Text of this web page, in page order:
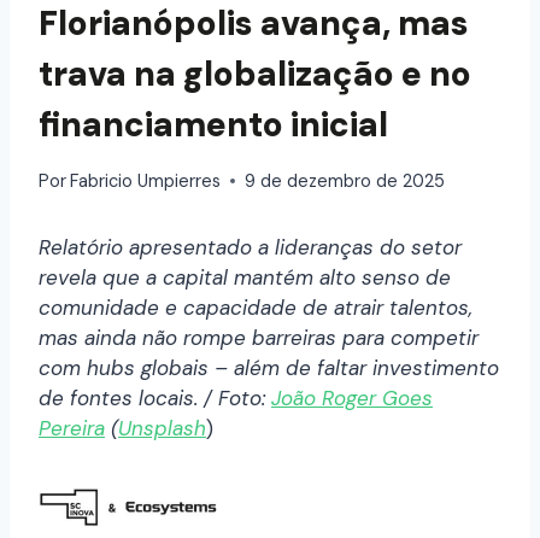
Florianópolis avança, mas
trava na globalização e no
financiamento inicial
PorFabricio Umpierres 9 de dezembro de 2025
Relatório apresentado a lideranças do setor
revela que a capital mantém alto senso de
comunidade e capacidade de atrair talentos,
mas ainda não rompe barreiras para competir
com hubs globais – além de faltar investimento
de fontes locais. / Foto:João Roger Goes
Pereira (Unsplash)